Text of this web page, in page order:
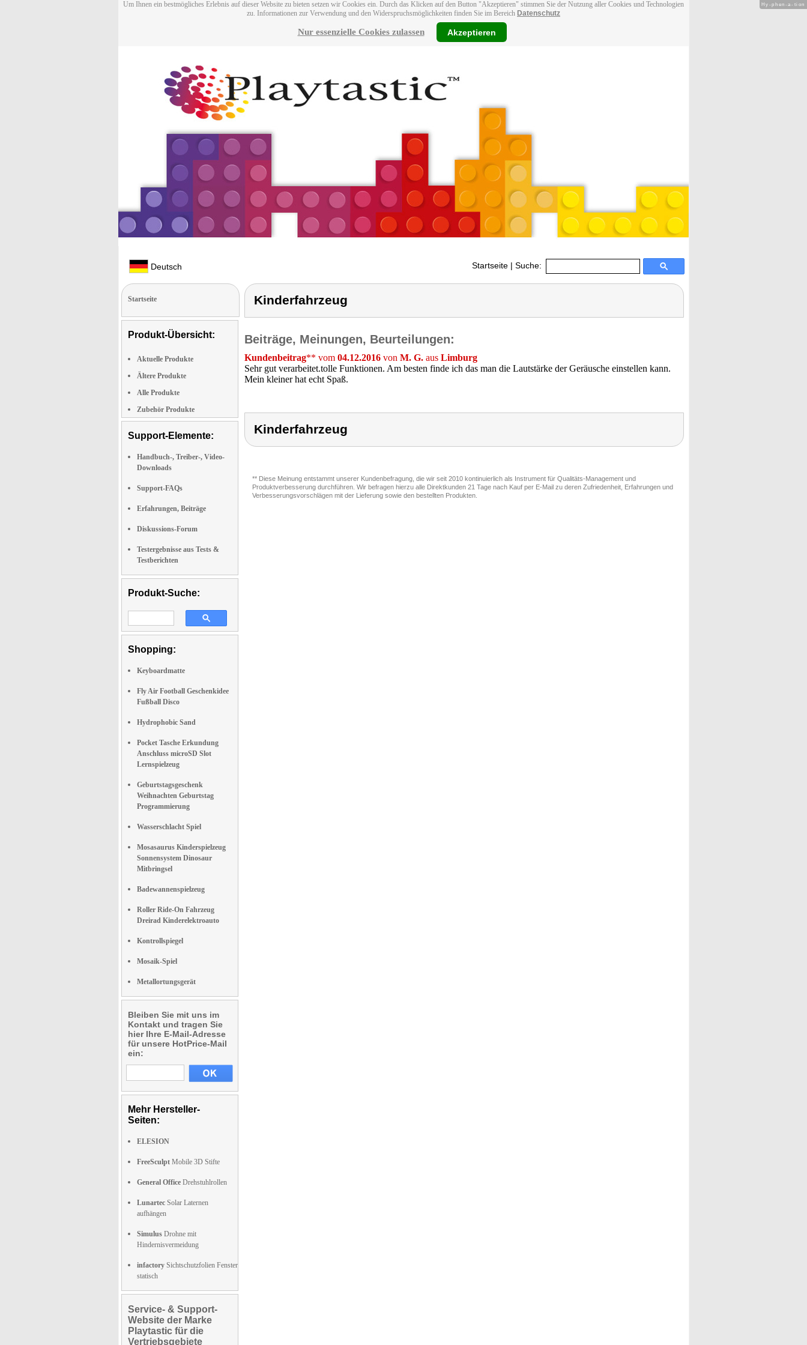
Um Ihnen ein bestmögliches Erlebnis auf dieser Website zu bieten setzen wir Cookies ein. Durch das Klicken auf den Button "Akzeptieren" stimmen Sie der Nutzung aller Cookies und Technologien
zu. Informationen zur Verwendung und den Widerspruchsmöglichkeiten finden Sie im Bereich Datenschutz
Nur essenzielle Cookies zulassen Akzeptieren
Deutsch Startseite | Suche:
Startseite
Produkt-Übersicht:
Aktuelle Produkte
Ältere Produkte
Alle Produkte
Zubehör Produkte
Support-Elemente:
Handbuch-, Treiber-, Video-
Downloads
Support-FAQs
Erfahrungen, Beiträge
Diskussions-Forum
Testergebnisse aus Tests &
Testberichten
Produkt-Suche:
Shopping:
Keyboardmatte
Fly Air Football Geschenkidee
Fußball Disco
Hydrophobic Sand
Pocket Tasche Erkundung
Anschluss microSD Slot
Lernspielzeug
Geburtstagsgeschenk
Weihnachten Geburtstag
Programmierung
Wasserschlacht Spiel
Mosasaurus Kinderspielzeug
Sonnensystem Dinosaur
Mitbringsel
Badewannenspielzeug
Roller Ride-On Fahrzeug
Dreirad Kinderelektroauto
Kontrollspiegel
Mosaik-Spiel
Metallortungsgerät
Bleiben Sie mit uns im
Kontakt und tragen Sie
hier Ihre E-Mail-Adresse
für unsere HotPrice-Mail
ein:
Mehr Hersteller-
Seiten:
ELESION
FreeSculpt Mobile 3D Stifte
General Office Drehstuhlrollen
Lunartec Solar Laternen
aufhängen
Simulus Drohne mit
Hindernisvermeidung
infactory Sichtschutzfolien Fenster
statisch
Service- & Support-
Website der Marke
Playtastic für die
Vertriebsgebiete
Kinderfahrzeug
Beiträge, Meinungen, Beurteilungen:
Kundenbeitrag** vom 04.12.2016 von M. G. aus Limburg
Sehr gut verarbeitet.tolle Funktionen. Am besten finde ich das man die Lautstärke der Geräusche einstellen kann.
Mein kleiner hat echt Spaß.
Kinderfahrzeug
** Diese Meinung entstammt unserer Kundenbefragung, die wir seit 2010 kontinuierlich als Instrument für Qualitäts-Management und
Produktverbesserung durchführen. Wir befragen hierzu alle Direktkunden 21 Tage nach Kauf per E-Mail zu deren Zufriedenheit, Erfahrungen und
Verbesserungsvorschlägen mit der Lieferung sowie den bestellten Produkten.
Hy-phen-a-tion